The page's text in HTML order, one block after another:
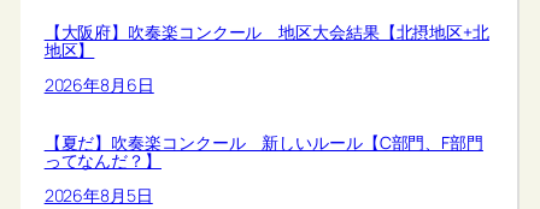
【大阪府】吹奏楽コンクール 地区大会結果【北摂地区+北
地区】
2026年8月6日
【夏だ】吹奏楽コンクール 新しいルール【C部門、F部門
ってなんだ？】
2026年8月5日